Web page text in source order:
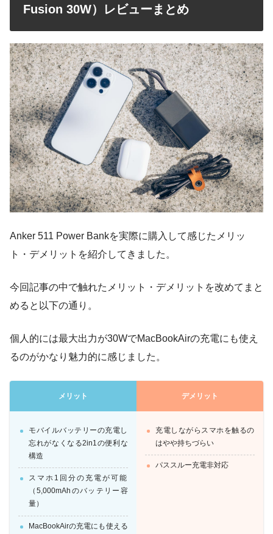
Fusion 30W）レビューまとめ
Anker 511 Power Bankを実際に購入して感じたメリッ
ト・デメリットを紹介してきました。
今回記事の中で触れたメリット・デメリットを改めてまと
めると以下の通り。
個人的には最大出力が30WでMacBookAirの充電にも使え
るのがかなり魅力的に感じました。
メリット
モバイルバッテリーの充電し
忘れがなくなる2in1の便利な
構造
スマホ1回分の充電が可能
（5,000mAhのバッテリー容
量）
MacBookAirの充電にも使える
デメリット
充電しながらスマホを触るの
はやや持ちづらい
パススルー充電非対応